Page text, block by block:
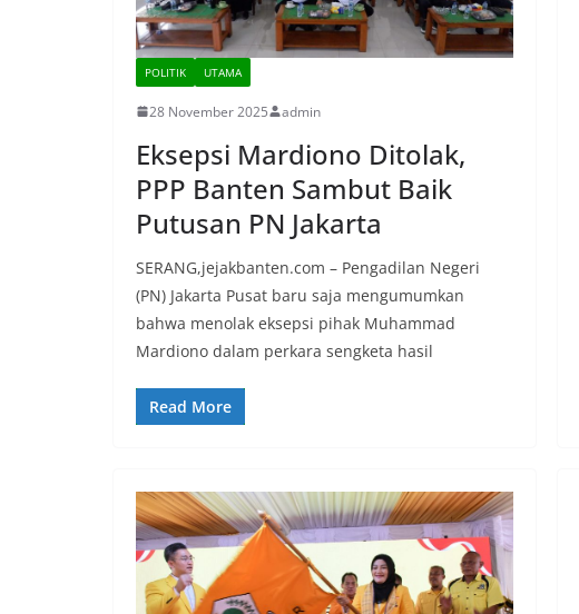
POLITIK UTAMA
28 November 2025 admin
Eksepsi Mardiono Ditolak,
PPP Banten Sambut Baik
Putusan PN Jakarta
SERANG,jejakbanten.com – Pengadilan Negeri
(PN) Jakarta Pusat baru saja mengumumkan
bahwa menolak eksepsi pihak Muhammad
Mardiono dalam perkara sengketa hasil
Read More